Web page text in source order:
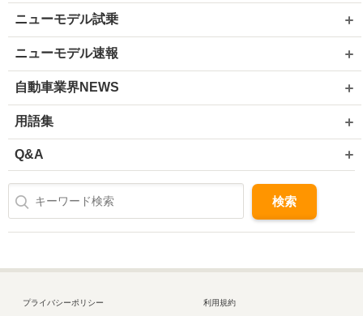
ニューモデル試乗
ニューモデル速報
自動車業界NEWS
用語集
Q&A
プライバシーポリシー 利用規約